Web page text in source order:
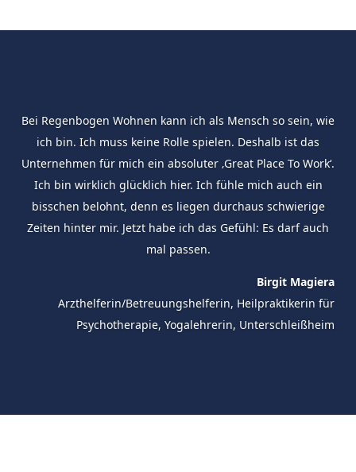
Bei Regenbogen Wohnen kann ich als Mensch so sein, wie
ich bin. Ich muss keine Rolle spielen. Deshalb ist das
Unternehmen für mich ein absoluter ‚Great Place To Work‘.
Ich bin wirklich glücklich hier. Ich fühle mich auch ein
bisschen belohnt, denn es liegen durchaus schwierige
Zeiten hinter mir. Jetzt habe ich das Gefühl: Es darf auch
mal passen.
Birgit Magiera
Arzthelferin/Betreuungshelferin, Heilpraktikerin für
Psychotherapie, Yogalehrerin, Unterschleißheim